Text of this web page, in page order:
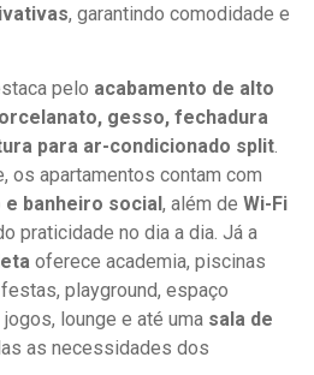
, garantindo comodidade e
pelo acabamento de alto
gesso, fechadura
para ar-condicionado split.
os apartamentos contam com
banheiro social, além de Wi-Fi
praticidade no dia a dia. Já a
oferece academia, piscinas
playground, espaço
lounge e até uma sala de
as necessidades dos